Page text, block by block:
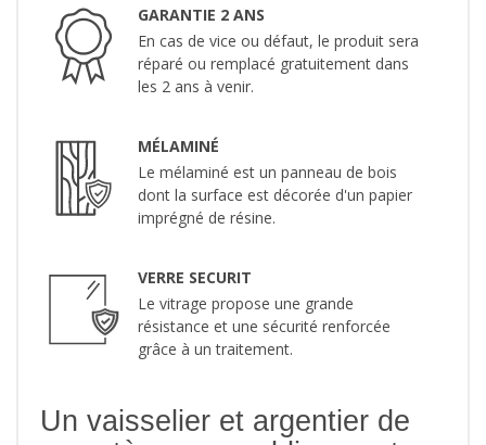
GARANTIE 2 ANS
En cas de vice ou défaut, le produit sera
réparé ou remplacé gratuitement dans
les 2 ans à venir.
MÉLAMINÉ
Le mélaminé est un panneau de bois
dont la surface est décorée d'un papier
imprégné de résine.
VERRE SECURIT
Le vitrage propose une grande
résistance et une sécurité renforcée
grâce à un traitement.
Un vaisselier et argentier de